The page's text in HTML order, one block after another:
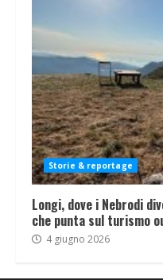
Storie & reportage
Longi, dove i Nebrodi
che punta sul turismo
4 giugno 2026